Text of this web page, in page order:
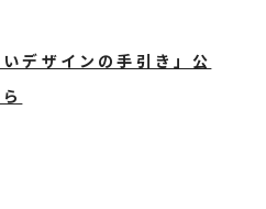
デザインの手引き」公